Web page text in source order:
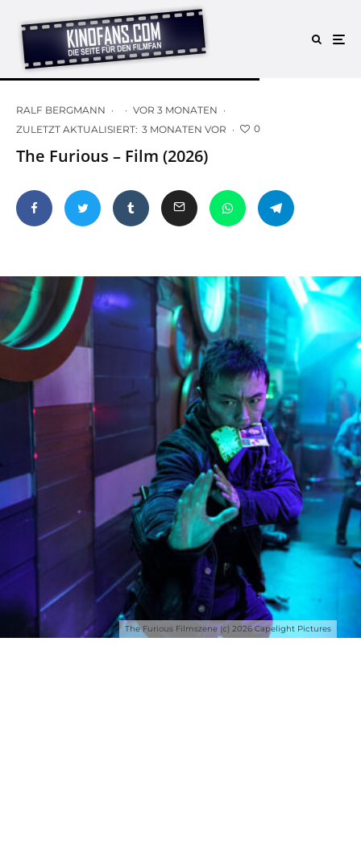
RALF BERGMANN · · VOR 3 MONATEN ·
ZULETZT AKTUALISIERT: 3 MONATEN VOR · 0
The Furious – Film (2026)
The Furious Filmszene (c) 2026 Capelight Pictures